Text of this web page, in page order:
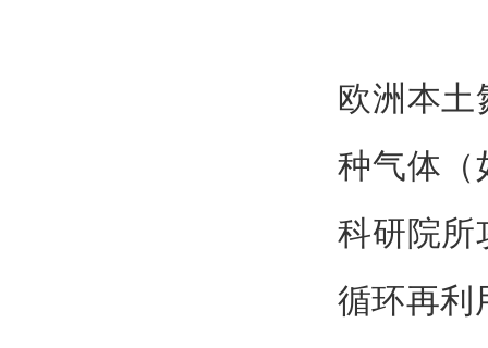
欧洲本土
种气体（
科研院所
循环再利